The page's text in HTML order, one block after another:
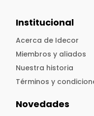
Institucional
Acerca de Idecor
Miembros y aliados
Nuestra historia
Términos y
Novedades